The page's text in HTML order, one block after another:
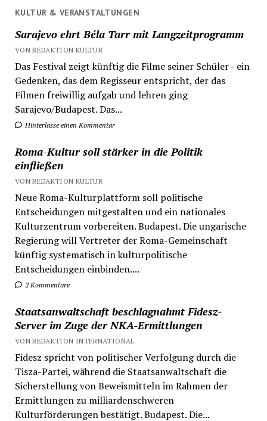
KULTUR & VERANSTALTUNGEN
Sarajevo ehrt Béla Tarr mit Langzeitprogramm
VON REDAKTION KULTUR
Das Festival zeigt künftig die Filme seiner Schüler - ein
Gedenken, das dem Regisseur entspricht, der das
Filmen freiwillig aufgab und lehren ging
Sarajevo/Budapest. Das...
Hinterlasse einen Kommentar
Roma-Kultur soll stärker in die Politik
einfließen
VON REDAKTION KULTUR
Neue Roma-Kulturplattform soll politische
Entscheidungen mitgestalten und ein nationales
Kulturzentrum vorbereiten. Budapest. Die ungarische
Regierung will Vertreter der Roma-Gemeinschaft
künftig systematisch in kulturpolitische
Entscheidungen einbinden....
2 Kommentare
Staatsanwaltschaft beschlagnahmt Fidesz-
Server im Zuge der NKA-Ermittlungen
VON REDAKTION INTERNATIONAL
Fidesz spricht von politischer Verfolgung durch die
Tisza-Partei, während die Staatsanwaltschaft die
Sicherstellung von Beweismitteln im Rahmen der
Ermittlungen zu milliardenschweren
Kulturförderungen bestätigt. Budapest. Die...